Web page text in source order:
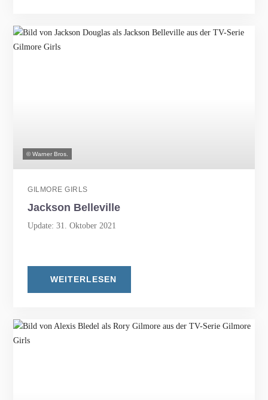
© Warner Bros.
GILMORE GIRLS
Jackson Belleville
Update: 31. Oktober 2021
WEITERLESEN